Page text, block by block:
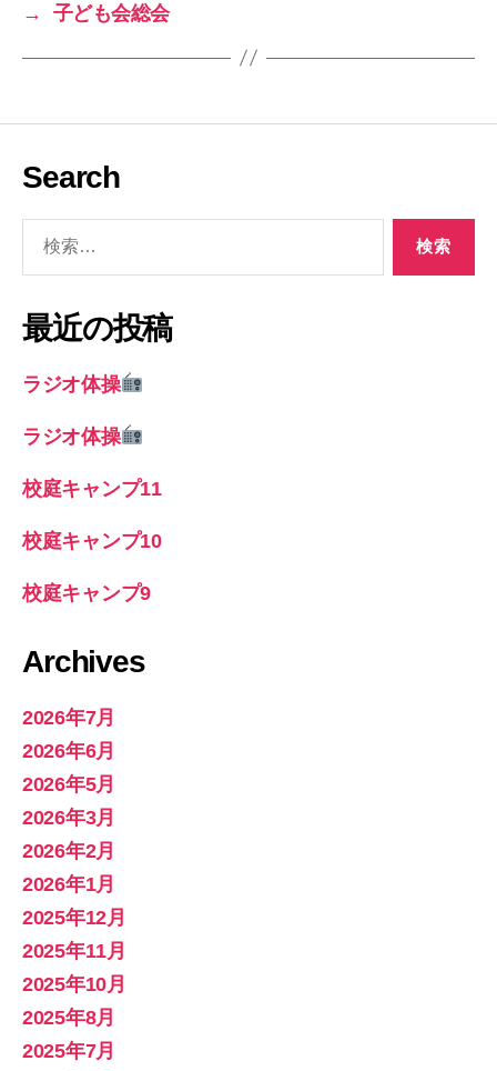
→
子ども会総会
Search
象:
最近の投稿
ラジオ体操
ラジオ体操
校庭キャンプ11
校庭キャンプ10
校庭キャンプ9
Archives
2026年7月
2026年6月
2026年5月
2026年3月
2026年2月
2026年1月
2025年12月
2025年11月
2025年10月
2025年8月
2025年7月